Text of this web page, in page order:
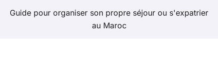
Guide pour organiser son propre séjour ou s'expatrier
au Maroc